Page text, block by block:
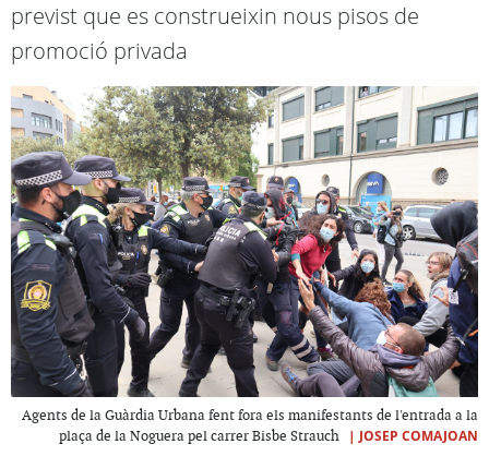
previst que es construeixin nous pisos de
promoció privada
Agents de la Guàrdia Urbana fent fora els manifestants de l'entrada a la
plaça de la Noguera pel carrer Bisbe Strauch
| JOSEP COMAJOAN